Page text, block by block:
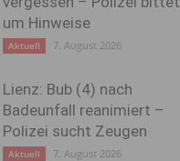
um Hinweise
Aktuell 7. August 2026
Lienz: Bub (4) nach
Badeunfall reanimiert –
Polizei sucht Zeugen
Aktuell 7. August 2026